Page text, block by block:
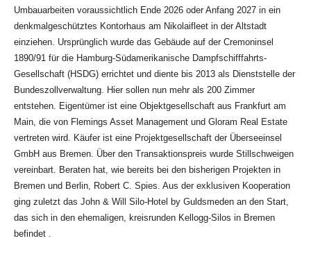
Umbauarbeiten voraussichtlich Ende 2026 oder Anfang 2027 in ein
denkmalgeschütztes Kontorhaus am Nikolaifleet in der Altstadt
einziehen. Ursprünglich wurde das Gebäude auf der Cremoninsel
1890/91 für die Hamburg-Südamerikanische Dampfschifffahrts-
Gesellschaft (HSDG) errichtet und diente bis 2013 als Dienststelle der
Bundeszollverwaltung. Hier sollen nun mehr als 200 Zimmer
entstehen. Eigentümer ist eine Objektgesellschaft aus Frankfurt am
Main, die von Flemings Asset Management und Gloram Real Estate
vertreten wird. Käufer ist eine Projektgesellschaft der Überseeinsel
GmbH aus Bremen. Über den Transaktionspreis wurde Stillschweigen
vereinbart. Beraten hat, wie bereits bei den bisherigen Projekten in
Bremen und Berlin, Robert C. Spies. Aus der exklusiven Kooperation
ging zuletzt das John & Will Silo-Hotel by Guldsmeden an den Start,
das sich in den ehemaligen, kreisrunden Kellogg-Silos in Bremen
befindet .